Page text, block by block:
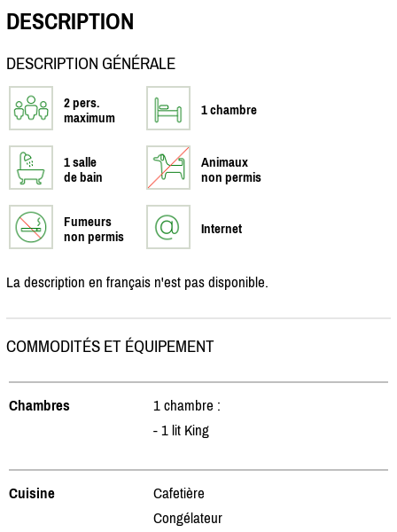
DESCRIPTION
DESCRIPTION GÉNÉRALE
2 pers.
maximum
1 chambre
1 salle
de bain
Animaux
non permis
Fumeurs
non permis
Internet
La description en français n'est pas disponible.
COMMODITÉS ET ÉQUIPEMENT
Chambres
1 chambre :
- 1 lit King
Cuisine
Cafetière
Congélateur